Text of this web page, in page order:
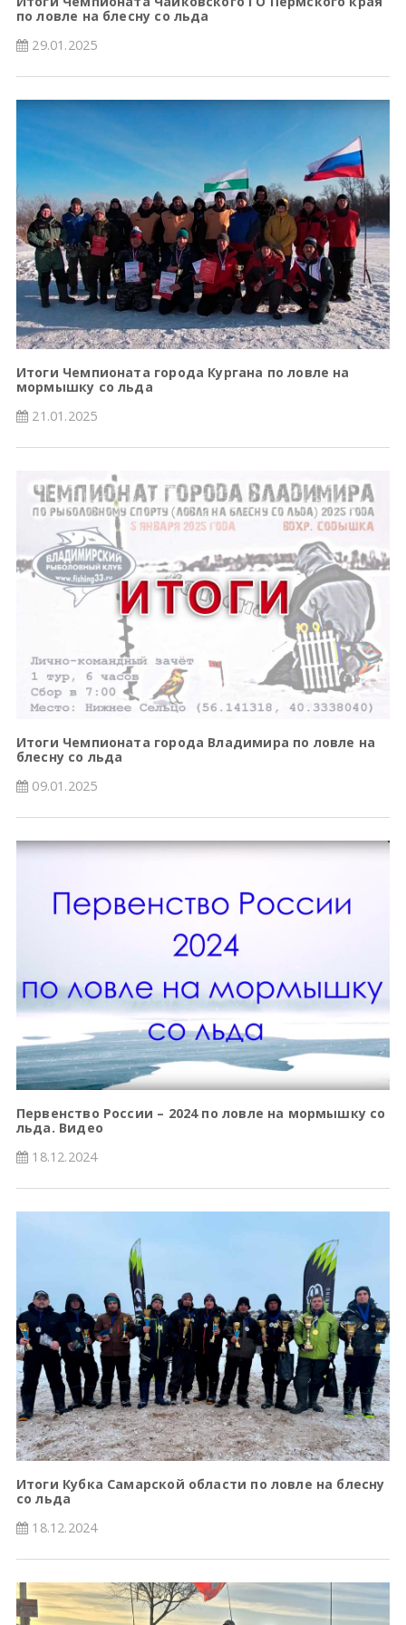
по ловле на блесну со льда
29.01.2025
Итоги Чемпионата города Кургана по ловле на
мормышку со льда
21.01.2025
Итоги Чемпионата города Владимира по ловле на
блесну со льда
09.01.2025
Первенство России – 2024 по ловле на мормышку со
льда. Видео
18.12.2024
Итоги Кубка Самарской области по ловле на блесну
со льда
18.12.2024